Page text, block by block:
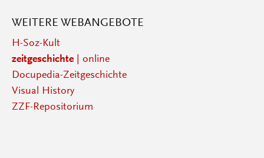
WEITERE WEBANGEBOTE
H-Soz-Kult
zeitgeschichte| online
Docupedia-Zeitgeschichte
Visual History
ZZF-Repositorium